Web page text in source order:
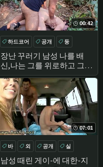
00:42
장난 꾸러기 남성 나를 배
신,나는 그를 위로하고 그의
의에 혼란을 중얼 만든파울
로 트레일-전체 빨간색
하드코어 공개
둥
항문
07:01
남성 때린 게이-에 대한-지
바 외 공개 실